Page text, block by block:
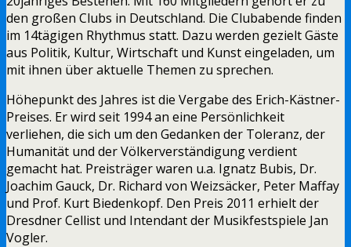
den großen Clubs in Deutschland. Die Clubabende finden
im 14tägigen Rhythmus statt. Dazu werden gezielt Gäste
aus Politik, Kultur, Wirtschaft und Kunst eingeladen, um
mit ihnen über aktuelle Themen zu sprechen.
Höhepunkt des Jahres ist die Vergabe des Erich-Kästner-
Preises. Er wird seit 1994 an eine Persönlichkeit
verliehen, die sich um den Gedanken der Toleranz, der
Humanität und der Völkerverständigung verdient
gemacht hat. Preisträger waren u.a. Ignatz Bubis, Dr.
Joachim Gauck, Dr. Richard von Weizsäcker, Peter Maffay
und Prof. Kurt Biedenkopf. Den Preis 2011 erhielt der
Dresdner Cellist und Intendant der Musikfestspiele Jan
Vogler.